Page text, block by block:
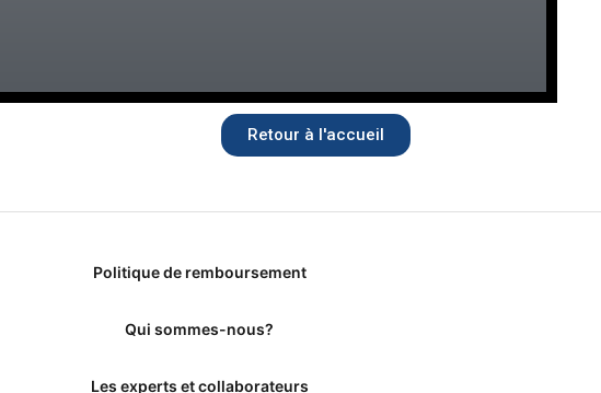
Retour à l'accueil
Politique de remboursement
Qui sommes-nous?
Les experts et collaborateurs